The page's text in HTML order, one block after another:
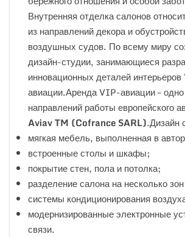
Внутренняя отделка салонов
из направлений декора и
воздушных судов. По всему миру
дизайн-студии, занимающиеся
инновационных деталей
авиации.Аренда VIP-авиации –
направлений работы европейского
AviavTM (Cofrance SARL).Дизайн
мягкая мебель, выполненная в
встроенные столы и шкафы;
покрытие стен, пола и потолка;
разделение салона на несколько
системы кондиционирования
модернизированные электронные
связи.